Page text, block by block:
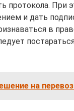
протокола. При
и дать
в
на